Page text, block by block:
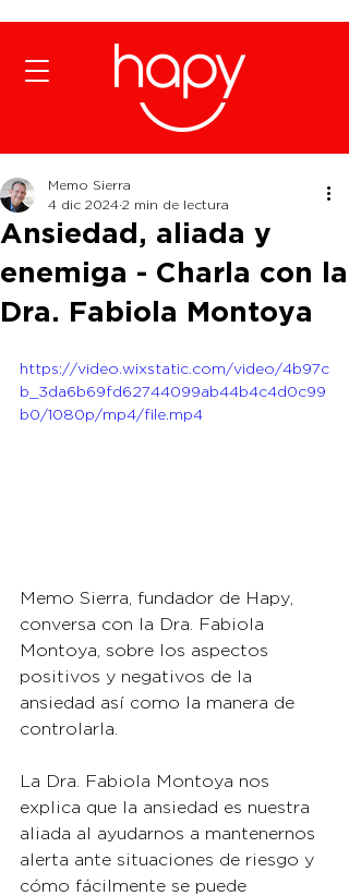
Ansiedad, aliada y
enemiga - Charla con la
Dra. Fabiola Montoya
Memo Sierra
4 dic 2024 2 min de lectura
https://video.wixstatic.com/video/4b97c
b_3da6b69fd62744099ab44b4c4d0c99
b0/1080p/mp4/file.mp4
Memo Sierra, fundador de Hapy,
conversa con la Dra. Fabiola
Montoya, sobre los aspectos
positivos y negativos de la
ansiedad así como la manera de
controlarla.
La Dra. Fabiola Montoya nos
explica que la ansiedad es nuestra
aliada al ayudarnos a mantenernos
alerta ante situaciones de riesgo y
cómo fácilmente se puede